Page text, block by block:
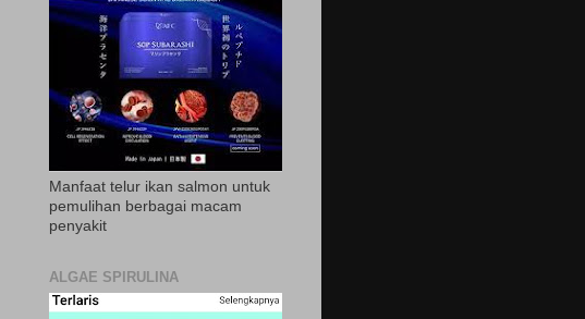
Manfaat telur ikan salmon untuk
pemulihan berbagai macam
penyakit
ALGAE SPIRULINA